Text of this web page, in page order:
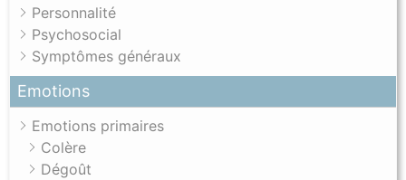
Personnalité
Psychosocial
Symptômes généraux
Emotions
Emotions primaires
Colère
Dégoût